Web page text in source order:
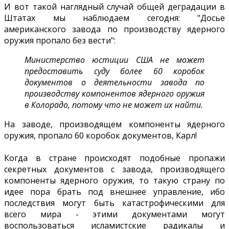
И вот такой наглядный случай общей деградации в
Штатах мы наблюдаем сегодня: "Досье
американского завода по производству ядерного
оружия пропало без вести":
Министерство юстиции США не может
предоставить суду более 60 коробок
документов о деятельности завода по
производству компонентов ядерного оружия
в Колорадо, потому что не может их найти.
На заводе, производящем компоненты ядерного
оружия, пропало 60 коробок документов, Карл!
Когда в стране происходят подобные пропажи
секретных документов с завода, производящего
компоненты ядерного оружия, то такую страну по
идее пора брать под внешнее управление, ибо
последствия могут быть катастрофическими для
всего мира - этими документами могут
воспользоваться исламистские радикалы и